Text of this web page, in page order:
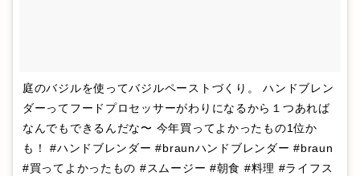
庭のバジルを使ってバジルペーストづくり。 ハンドブレン
ダーってフードプロセッサーがわりになるから１つあれば
なんでもできるんだな〜 今年買ってよかったもの1位か
も！ #ハンドブレンダー #braunハンドブレンダー #braun
#買ってよかったもの #スムージー #朝食 #料理 #ライフス